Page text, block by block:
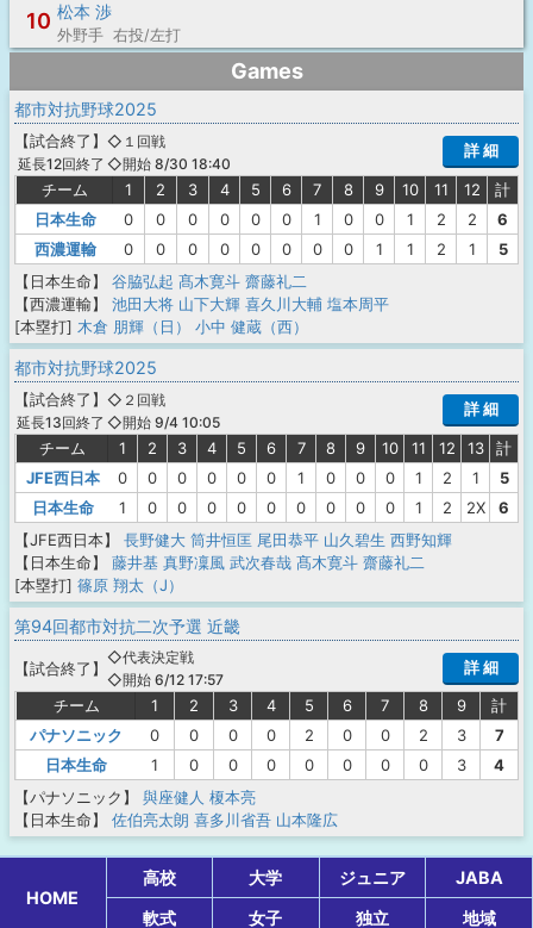
10 松本 渉
外野手 右投/左打
Games
都市対抗野球2025
【試合終了 】
延長12回終了
◇１回戦
◇開始 8/30 18:40
詳 細
チーム 1 2 3 4 5 6 7 8 9 10 11 12
計
日本生命
0 0 0 0 0 0 1 0 0 1 2 2
6
西濃運輸
0 0 0 0 0 0 0 0 1 1 2 1
5
【日本生命】
谷脇弘起 髙木寛斗 齋藤礼二
【西濃運輸】
池田大将 山下大輝 喜久川大輔 塩本周平
[本塁打] 木倉 朋輝（日） 小中 健蔵（西）
都市対抗野球2025
【試合終了 】
延長13回終了
◇２回戦
◇開始 9/4 10:05
詳 細
チーム 1 2 3 4 5 6 7 8 9 10 11 12 13
計
JFE西日本
0 0 0 0 0 0 1 0 0 0 1 2 1
5
日本生命
1 0 0 0 0 0 0 0 0 0 1 2 2X
6
【JFE西日本】
長野健大 筒井恒匡 尾田恭平 山久碧生 西野知輝
【日本生命】
藤井基 真野凜風 武次春哉 髙木寛斗 齋藤礼二
[本塁打] 篠原 翔太（J）
第94回都市対抗二次予選 近畿
【試合終了 】
◇代表決定戦
◇開始 6/12 17:57
詳 細
チーム 1 2 3 4 5 6 7 8 9
計
パナソニック
0 0 0 0 2 0 0 2 3
7
日本生命
1 0 0 0 0 0 0 0 3
4
【パナソニック】
與座健人 榎本亮
【日本生命】
佐伯亮太朗 喜多川省吾 山本隆広
HOME
高校 大学 ジュニア
JABA
軟式
女子 独立 地域